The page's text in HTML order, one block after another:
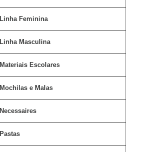
Linha Feminina
Linha Masculina
Materiais Escolares
Mochilas e Malas
Necessaires
Pastas